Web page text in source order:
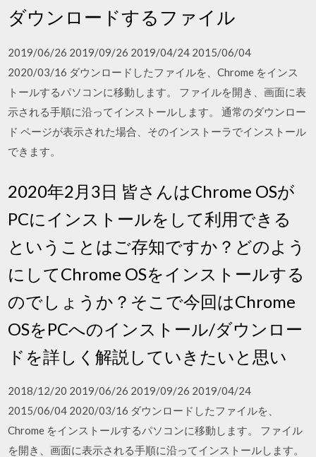
ダウンロードするファイル
2019/06/26 2019/09/26 2019/04/24 2015/06/04
2020/03/16 ダウンロードしたファイルを、Chrome をインス
トールするパソコンに移動します。 ファイルを開き、画面に表
示される手順に沿ってインストールします。 通常のダウンロー
ド ページが表示された場合、そのインストーラでインストール
できます。
2020年2月3日 皆さんはChrome OSが
PCにインストールをして利用できる
ということはご存知ですか？どのよう
にしてChrome OSをインストールする
のでしょうか？そこで今回はChrome
OSをPCへのインストール/ダウンロー
ドを詳しく解説していきたいと思い
2018/12/20 2019/06/26 2019/09/26 2019/04/24
2015/06/04 2020/03/16 ダウンロードしたファイルを、
Chrome をインストールするパソコンに移動します。 ファイル
を開き、画面に表示される手順に沿ってインストールします。